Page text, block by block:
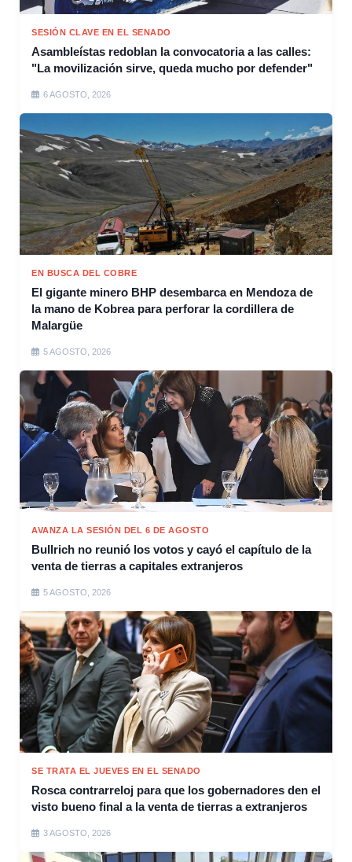
SESIÓN CLAVE EN EL SENADO
Asambleístas redoblan la convocatoria a las calles:
"La movilización sirve, queda mucho por defender"
6 AGOSTO, 2026
EN BUSCA DEL COBRE
El gigante minero BHP desembarca en Mendoza de
la mano de Kobrea para perforar la cordillera de
Malargüe
5 AGOSTO, 2026
AVANZA LA SESIÓN DEL 6 DE AGOSTO
Bullrich no reunió los votos y cayó el capítulo de la
venta de tierras a capitales extranjeros
5 AGOSTO, 2026
SE TRATA EL JUEVES EN EL SENADO
Rosca contrarreloj para que los gobernadores den el
visto bueno final a la venta de tierras a extranjeros
3 AGOSTO, 2026